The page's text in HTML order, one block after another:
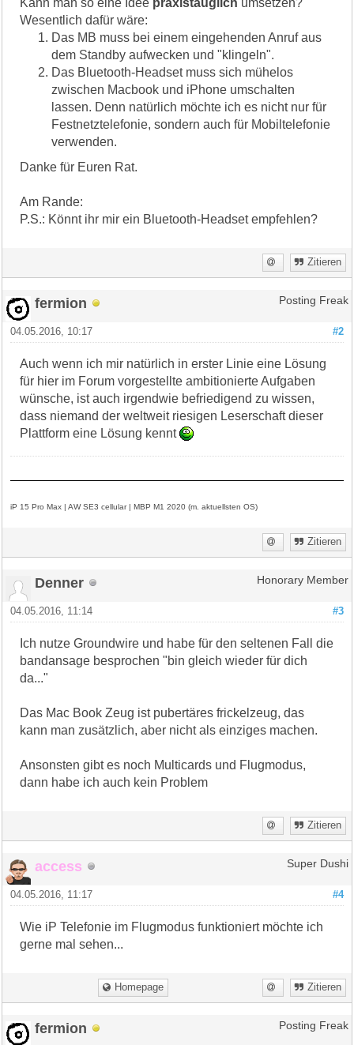
Wesentlich dafür wäre:
Das MB muss bei einem eingehenden Anruf aus
dem Standby aufwecken und "klingeln".
Das Bluetooth-Headset muss sich mühelos
zwischen Macbook und iPhone umschalten
lassen. Denn natürlich möchte ich es nicht nur für
Festnetztelefonie, sondern auch für Mobiltelefonie
verwenden.
Danke für Euren Rat.
Am Rande:
P.S.: Könnt ihr mir ein Bluetooth-Headset empfehlen?
Zitieren
fermion Posting Freak
#2
04.05.2016, 10:17
Auch wenn ich mir natürlich in erster Linie eine Lösung
für hier im Forum vorgestellte ambitionierte Aufgaben
wünsche, ist auch irgendwie befriedigend zu wissen,
dass niemand der weltweit riesigen Leserschaft dieser
Plattform eine Lösung kennt
iP 15 Pro Max | AW SE3 cellular | MBP M1 2020 (m. aktuellsten OS)
Zitieren
Denner Honorary Member
#3
04.05.2016, 11:14
Ich nutze Groundwire und habe für den seltenen Fall die
bandansage besprochen "bin gleich wieder für dich
da..."
Das Mac Book Zeug ist pubertäres frickelzeug, das
kann man zusätzlich, aber nicht als einziges machen.
Ansonsten gibt es noch Multicards und Flugmodus,
dann habe ich auch kein Problem
Zitieren
access Super Dushi
#4
04.05.2016, 11:17
Wie iP Telefonie im Flugmodus funktioniert möchte ich
gerne mal sehen...
Homepage Zitieren
fermion Posting Freak